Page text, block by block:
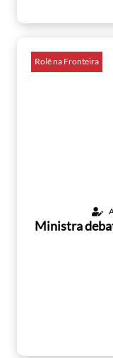
Rolê na Fronteira
Ministra